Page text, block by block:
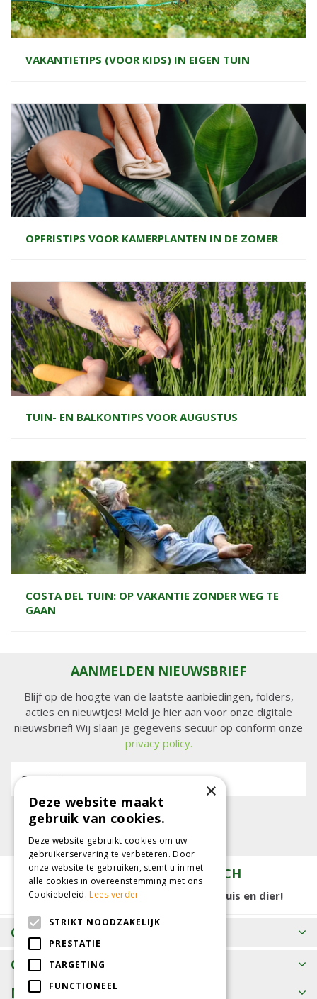
VAKANTIETIPS (VOOR KIDS) IN EIGEN TUIN
OPFRISTIPS VOOR KAMERPLANTEN IN DE ZOMER
TUIN- EN BALKONTIPS VOOR AUGUSTUS
COSTA DEL TUIN: OP VAKANTIE ZONDER WEG TE
GAAN
AANMELDEN NIEUWSBRIEF
Blijf op de hoogte van de laatste aanbiedingen, folders,
acties en nieuwtjes! Meld je hier aan voor onze digitale
nieuwsbrief! Wij slaan je gegevens secuur op conform onze
privacy policy.
E-mailadres:
TUINCENTRUM KOLBACH
15.000 m2 winkelplezier voor tuin, huis en dier!
OPENINGSTIJDEN
CONTACT
MEER INFORMATIE
×
Deze website maakt
gebruik van cookies.
Deze website gebruikt cookies om uw
gebruikerservaring te verbeteren. Door
onze website te gebruiken, stemt u in met
alle cookies in overeenstemming met ons
Cookiebeleid.Lees verder
STRIKT NOODZAKELIJK
PRESTATIE
TARGETING
FUNCTIONEEL